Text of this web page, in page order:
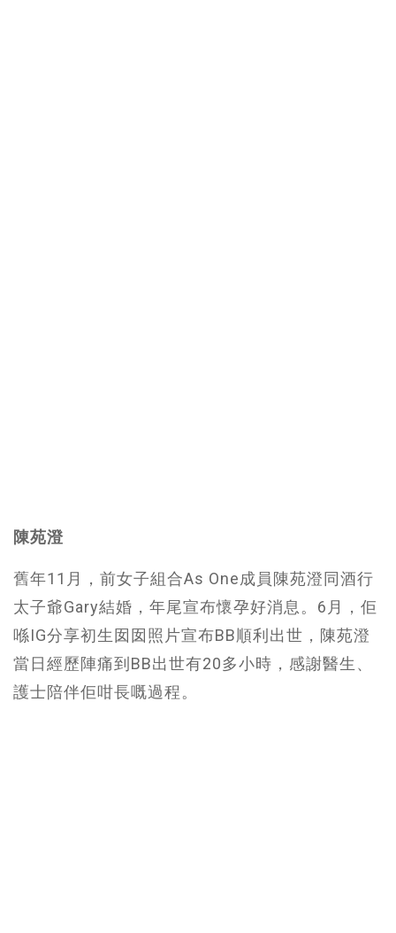
陳苑澄
舊年11月，前女子組合As One成員陳苑澄同酒行
太子爺Gary結婚，年尾宣布懷孕好消息。6月，佢
喺IG分享初生囡囡照片宣布BB順利出世，陳苑澄
當日經歷陣痛到BB出世有20多小時，感謝醫生、
護士陪伴佢咁長嘅過程。